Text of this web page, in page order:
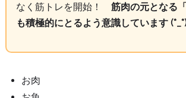
なく筋トレを開始！ 筋肉の元となる
も積極的にとるよう意識しています
お肉